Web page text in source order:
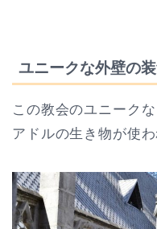
ユニークな外壁の
この教会のユニーク
アドルの生き物が使わ